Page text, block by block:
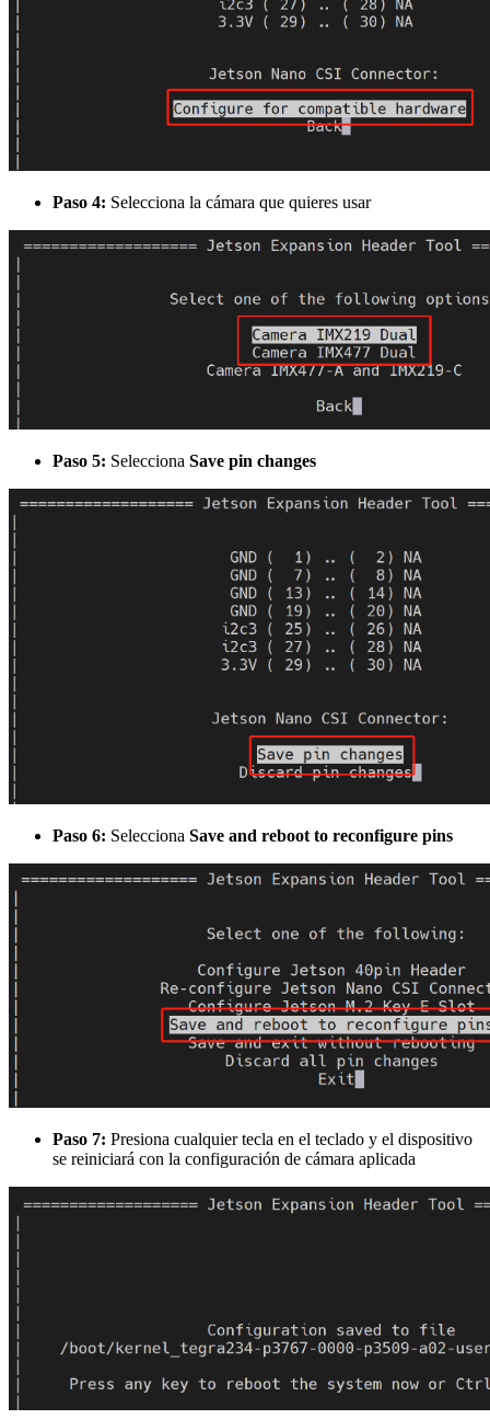
Paso 4: Selecciona la cámara que quieres usar
Paso 5: Selecciona Save pin changes
Paso 6: Selecciona Save and reboot to reconfigure pins
Paso 7: Presiona cualquier tecla en el teclado y el dispositivo
se reiniciará con la configuración de cámara aplicada